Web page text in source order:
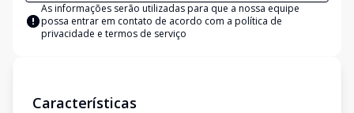
As informações serão utilizadas para que a nossa equipe
possa entrar em contato de acordo com a política de
privacidade e termos de serviço
Características